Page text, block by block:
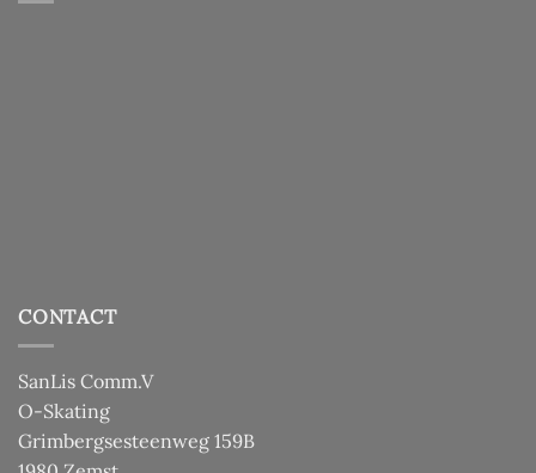
CONTACT
SanLis Comm.V
O-Skating
Grimbergsesteenweg 159B